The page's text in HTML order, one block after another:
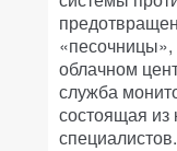
облачном
служба
состоящая
специалистов.